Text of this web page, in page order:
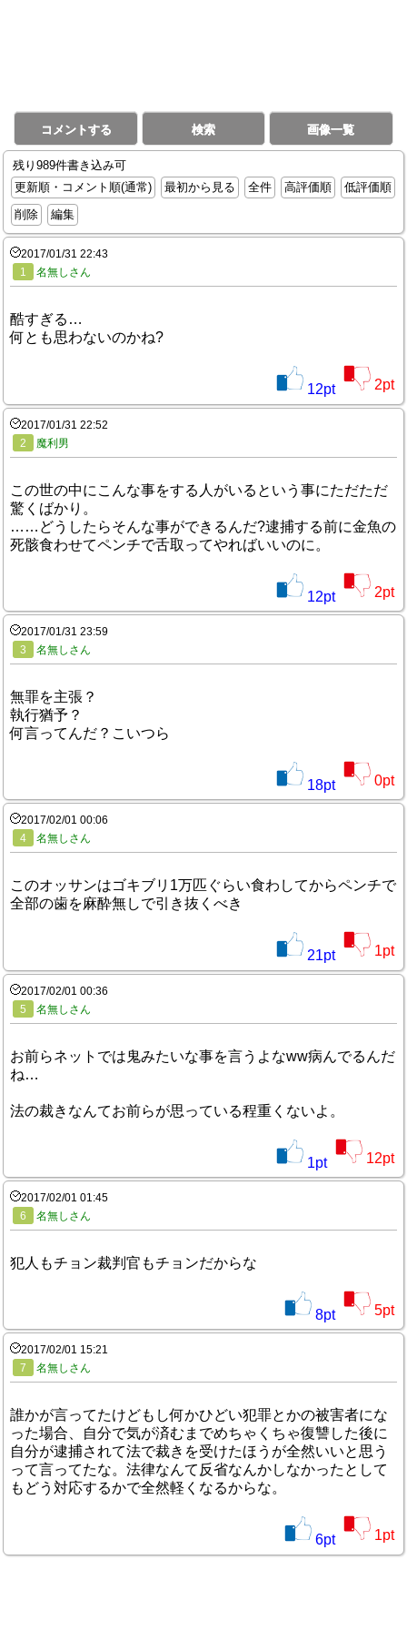
コメントする 検索 画像一覧
残り989件書き込み可
更新順・コメント順(通常)
最初から見る 全件 高評価順
低評価順
削除
編集
2017/01/31 22:43
1
名無しさん
酷すぎる…
何とも思わないのかね?
12pt 2pt
2017/01/31 22:52
2
魔利男
この世の中にこんな事をする人がいるという事にただただ
驚くばかり。
……どうしたらそんな事ができるんだ?逮捕する前に金魚の
死骸食わせてペンチで舌取ってやればいいのに。
12pt 2pt
2017/01/31 23:59
3
名無しさん
無罪を主張？
執行猶予？
何言ってんだ？こいつら
18pt 0pt
2017/02/01 00:06
4
名無しさん
このオッサンはゴキブリ1万匹ぐらい食わしてからペンチで
全部の歯を麻酔無しで引き抜くべき
21pt 1pt
2017/02/01 00:36
5
名無しさん
お前らネットでは鬼みたいな事を言うよなww病んでるんだ
ね…
法の裁きなんてお前らが思っている程重くないよ。
1pt 12pt
2017/02/01 01:45
6
名無しさん
犯人もチョン裁判官もチョンだからな
8pt 5pt
2017/02/01 15:21
7
名無しさん
誰かが言ってたけどもし何かひどい犯罪とかの被害者にな
った場合、自分で気が済むまでめちゃくちゃ復讐した後に
自分が逮捕されて法で裁きを受けたほうが全然いいと思う
って言ってたな。法律なんて反省なんかしなかったとして
もどう対応するかで全然軽くなるからな。
6pt 1pt